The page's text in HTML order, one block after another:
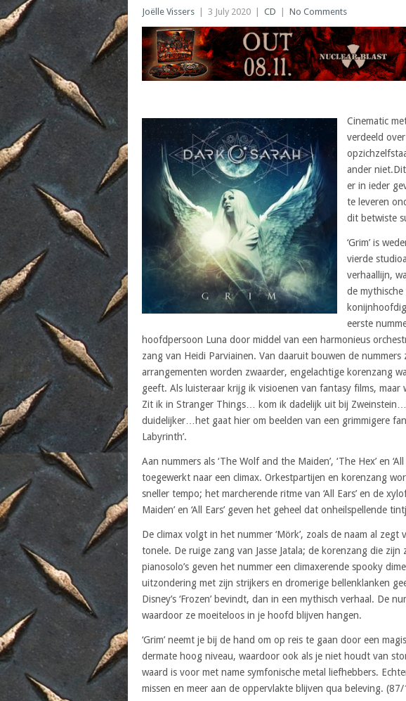
Joëlle Vissers 3 July 2020 CD No Comments
Cinematic
verdeeld
ander
er in ieder
te leveren
dit betwiste
‘Grim’ is
vierde
verhaallijn,
de
eerste
hoofdpersoon Luna door middel van een harmonieus
zang van Heidi Parviainen. Van daaruit bouwen de nummers
arrangementen worden zwaarder, engelachtige korenzang
geeft. Als luisteraar krijg ik visioenen van fantasy films, maar
Zit ik in Stranger Things… kom ik dadelijk uit bij
duidelijker…het gaat hier om beelden van een grimmigere
Labyrinth’.
Aan nummers als ‘The Wolf and the Maiden’, ‘The Hex’ en
toegewerkt naar een climax. Orkestpartijen en korenzang
sneller tempo; het marcherende ritme van ‘All Ears’ en de
Maiden’ en ‘All Ears’ geven het geheel dat onheilspellende
De climax volgt in het nummer ‘Mörk’, zoals de naam al
tonele. De ruige zang van Jasse Jatala; de korenzang die
pianosolo’s geven het nummer een climaxerende spooky
uitzondering met zijn strijkers en dromerige bellenklanken
Disney’s ‘Frozen’ bevindt, dan in een mythisch verhaal. De
waardoor ze moeiteloos in je hoofd blijven hangen.
‘Grim’ neemt je bij de hand om op reis te gaan door een
dermate hoog niveau, waardoor ook als je niet houdt van
waard is voor met name symfonische metal liefhebbers.
missen en meer aan de oppervlakte blijven qua beleving.